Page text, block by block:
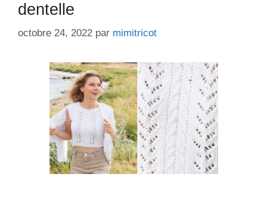
dentelle
octobre 24, 2022 par mimitricot